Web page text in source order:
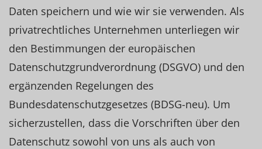
Daten speichern und wie wir sie verwenden. Als
privatrechtliches Unternehmen unterliegen wir
den Bestimmungen der europäischen
Datenschutzgrundverordnung (DSGVO) und den
ergänzenden Regelungen des
Bundesdatenschutzgesetzes (BDSG-neu). Um
sicherzustellen, dass die Vorschriften über den
Datenschutz sowohl von uns als auch von